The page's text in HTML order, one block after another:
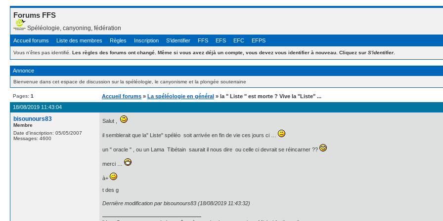
Forums FFS
Spéléologie, canyoning, fédération
Accueil forums Liste des membres Règles Inscription S'identifier FFS EFS EFC EFPS
Vous n'êtes pas identifié. Les règles des forums ont changé. Même si vous avez déjà un compte, vous devez vous identifier à nouveau. Cliquez sur S'identifier.
Annonce
Bienvenue dans cet espace de discussion sur la spéléologie, le canyonisme et la plongée souterraine
Pages: 1 Accueil forums » La spéléologie en général » la " Liste " est morte ? Vive la "Liste" ...
18/08/2019 11:43:04
bisounours83
Membre
Date d'inscription: 05/05/2007
Messages: 4600
Salut ,
il semblerait que la" Liste" spéléo soit arrivée en fin de vie ces jours ci …
un " oracle " , ou un Lama Tibétain saurait il nous dire ou celle ci devrait se réincarner ??
merci …
à+
t des g
Dernière modification par bisounours83 (18/08/2019 11:43:32)